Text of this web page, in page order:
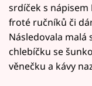
srdíček s nápisem
froté ručníků či
Následovala malá
chlebíčku se
věnečku a kávy